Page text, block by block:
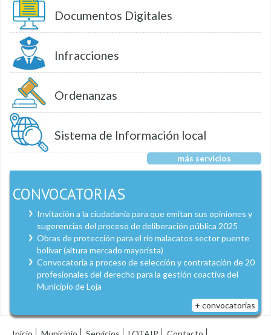
Documentos Digitales
Infracciones
Ordenanzas
Sistema de Información local
más servicios
CONVOCATORIAS
Invitación a la ciudadanía para que emitan sus opiniones y
sugerencias del proceso de deliberación pública 2025
Obras de protección para el río malacatos sector puente
bolívar (altura mercado mayorista)
Convocatoria a proceso de selección y contratación de 20
profesionales del derecho para la gestión coactiva del
Municipio de Loja
+ convocatorias